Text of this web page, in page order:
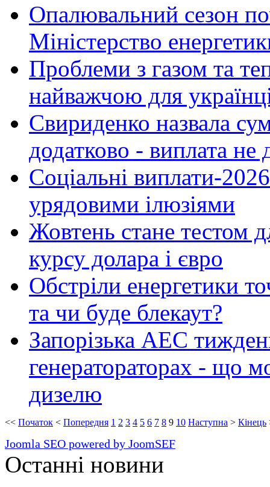
Опалювальний сезон
Міністерство
Проблеми з газом та
найважчою для
Свириденко назвала
додатково - виплата не
Соціальні виплати-
урядовими ілюзіями
Жовтень стане тестом
курсу долара і євро
Обстріли енергетики
та чи буде блекаут?
Запорізька АЕС
генератораторах - що
дизелю
<< Початок < Попередня 1 2 3 4 5 6 7 8 9 10 Наступна > Кінець
Joomla SEO powered by JoomSEF
Останні новини